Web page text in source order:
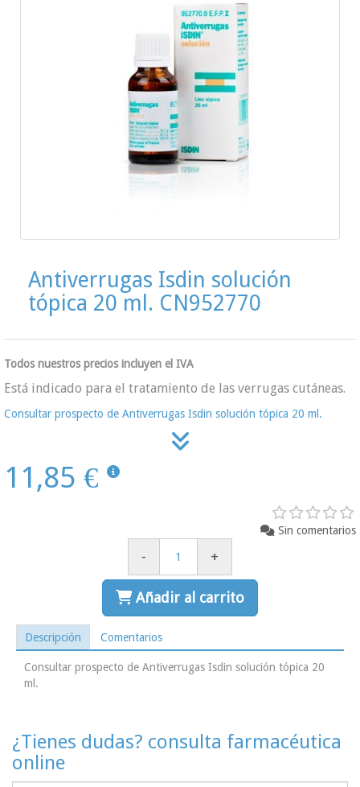
Antiverrugas Isdin solución
tópica 20 ml. CN952770
Todos nuestros precios incluyen el IVA
Está indicado para el tratamiento de las verrugas cutáneas.
Consultar prospecto de Antiverrugas Isdin solución tópica 20 ml.
11,85 €
Sin comentarios
- +
Añadir al carrito
Descripción Comentarios
Consultar prospecto de Antiverrugas Isdin solución tópica 20
ml.
¿Tienes dudas? consulta farmacéutica
online